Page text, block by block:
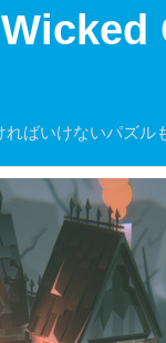
ばいけないパズル